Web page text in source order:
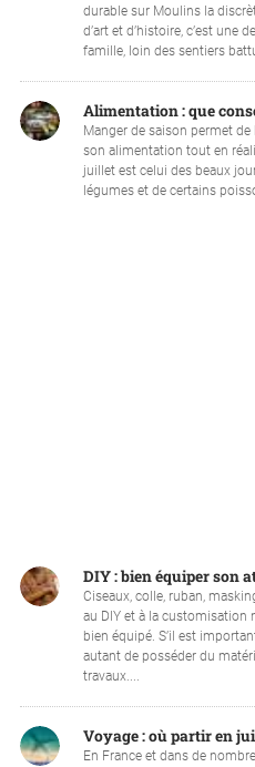
durable sur Moulins la
d’art et d’histoire, c’est une
famille, loin des sentiers
Alimentation : que
Manger de saison permet
son alimentation tout en
juillet est celui des beaux
légumes et de certains
DIY : bien équiper son
Ciseaux, colle, ruban,
au DIY et à la customisation
bien équipé. S’il est
autant de posséder du
travaux....
Voyage : où partir en
En France et dans de